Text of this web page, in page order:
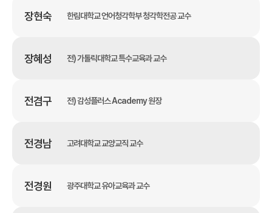
장현숙 한림대학교 언어청각학부 청각학전공 교수
장혜성 전) 가톨릭대학교 특수교육과 교수
전겸구 전) 감성플러스 Academy 원장
전경남 고려대학교 교양교직 교수
전경원 광주대학교 유아교육과 교수